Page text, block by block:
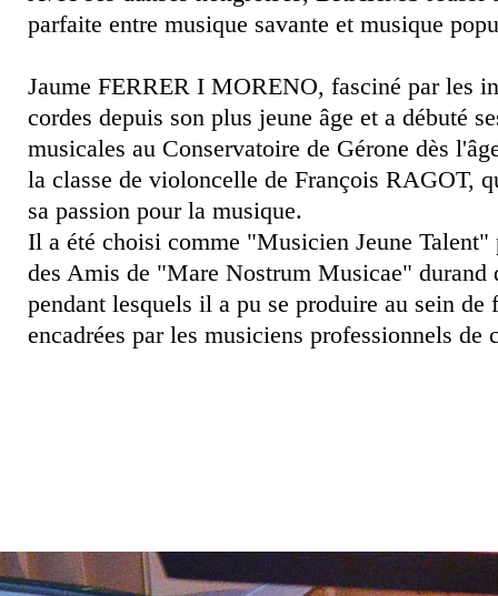
parfaite entre musique savante et musique
Jaume FERRER I MORENO, fasciné par les
cordes depuis son plus jeune âge et a débuté
musicales au Conservatoire de Gérone dès
la classe de violoncelle de François RAGOT,
sa passion pour la musique.
Il a été choisi comme "Musicien Jeune
des Amis de "Mare Nostrum Musicae" durand
pendant lesquels il a pu se produire au sein de
encadrées par les musiciens professionnels de